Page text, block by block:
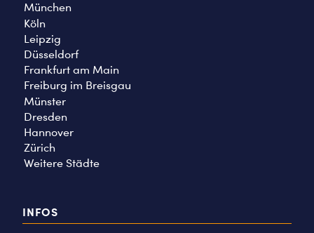
München
Köln
Leipzig
Düsseldorf
Frankfurt am Main
Freiburg im Breisgau
Münster
Dresden
Hannover
Zürich
Weitere Städte
INFOS